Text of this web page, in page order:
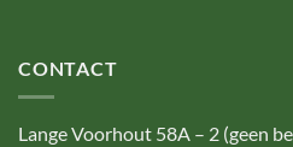
CONTACT
Lange Voorhout 58A – 2 (geen